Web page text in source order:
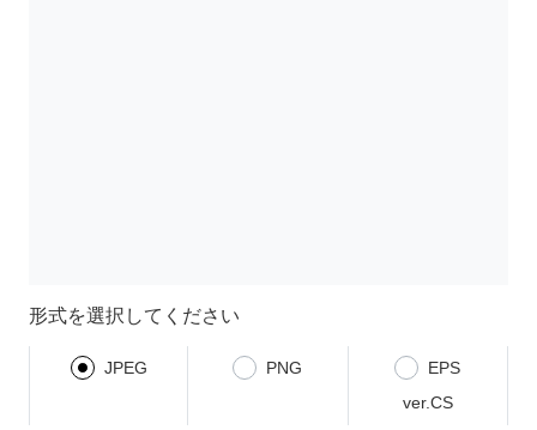
形式を選択してください
JPEG PNG
EPS
ver.CS